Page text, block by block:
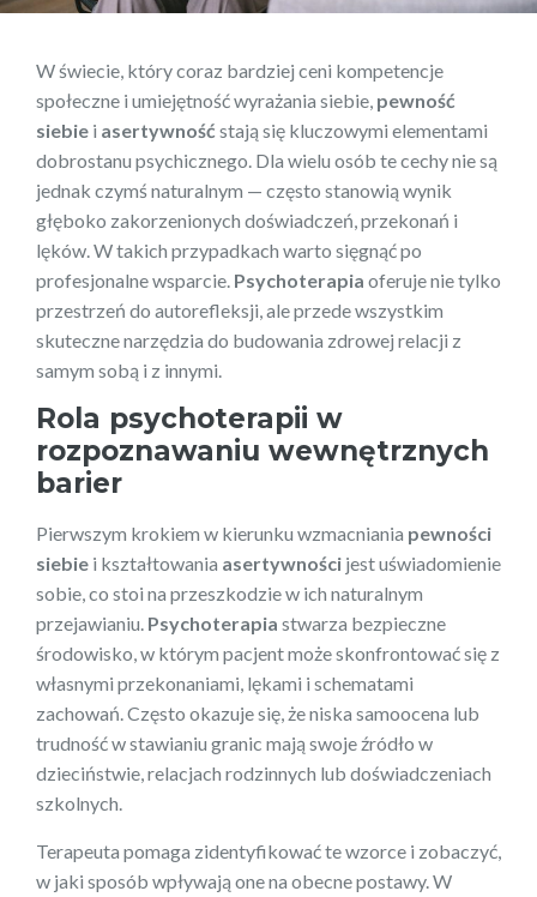
W świecie, który coraz bardziej ceni kompetencje
społeczne i umiejętność wyrażania siebie, pewność
siebie i asertywność stają się kluczowymi elementami
dobrostanu psychicznego. Dla wielu osób te cechy nie są
jednak czymś naturalnym — często stanowią wynik
głęboko zakorzenionych doświadczeń, przekonań i
lęków. W takich przypadkach warto sięgnąć po
profesjonalne wsparcie. Psychoterapia oferuje nie tylko
przestrzeń do autorefleksji, ale przede wszystkim
skuteczne narzędzia do budowania zdrowej relacji z
samym sobą i z innymi.
Rola psychoterapii w
rozpoznawaniu wewnętrznych
barier
Pierwszym krokiem w kierunku wzmacniania pewności
siebie i kształtowania asertywności jest uświadomienie
sobie, co stoi na przeszkodzie w ich naturalnym
przejawianiu. Psychoterapia stwarza bezpieczne
środowisko, w którym pacjent może skonfrontować się z
własnymi przekonaniami, lękami i schematami
zachowań. Często okazuje się, że niska samoocena lub
trudność w stawianiu granic mają swoje źródło w
dzieciństwie, relacjach rodzinnych lub doświadczeniach
szkolnych.
Terapeuta pomaga zidentyfikować te wzorce i zobaczyć,
w jaki sposób wpływają one na obecne postawy. W